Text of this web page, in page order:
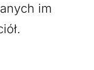
im